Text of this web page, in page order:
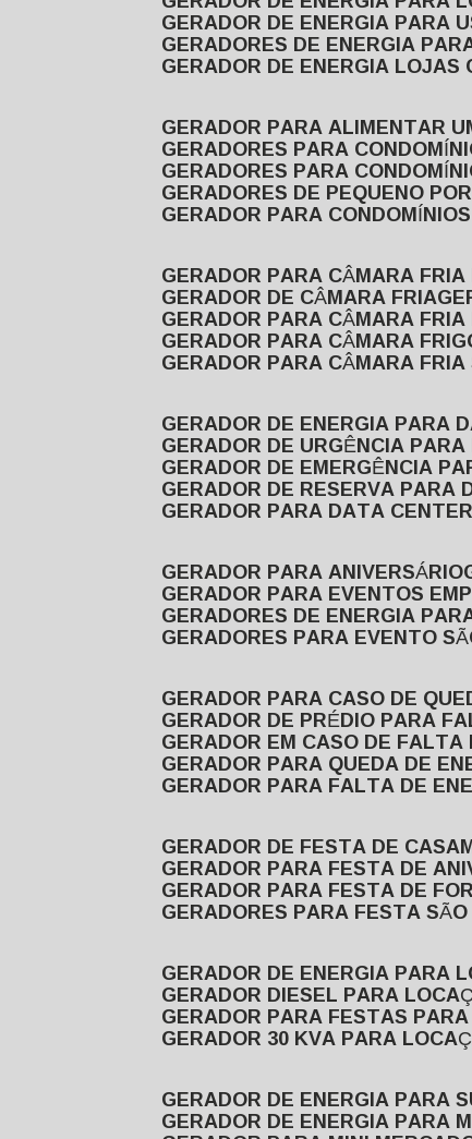
GERADOR DE ENERGIA PARA
GERADORES DE ENERGIA
GERADOR DE ENERGIA
GERADOR PARA ALIMENTAR
GERADORES PARA
GERADORES PARA
GERADORES DE PEQUENO
GERADOR PARA
GERADOR PARA CÂMARA
GERADOR DE CÂMARA FRIA
GERADOR PARA CÂMARA
GERADOR PARA CÂMARA
GERADOR PARA CÂMARA
GERADOR DE ENERGIA PARA
GERADOR DE URGÊNCIA
GERADOR DE EMERGÊNCIA
GERADOR DE RESERVA
GERADOR PARA DATA
GERADOR PARA ANIVERSÁRIO
GERADOR PARA EVENTOS
GERADORES DE ENERGIA
GERADORES PARA EVENTO
GERADOR PARA CASO DE
GERADOR DE PRÉDIO PARA
GERADOR EM CASO DE
GERADOR PARA QUEDA DE
GERADOR PARA FALTA DE
GERADOR DE FESTA DE
GERADOR PARA FESTA DE
GERADOR PARA FESTA DE
GERADORES PARA FESTA
GERADOR DE ENERGIA PARA
GERADOR DIESEL PARA
GERADOR PARA FESTAS
GERADOR 30 KVA PARA
GERADOR DE ENERGIA PARA
GERADOR DE ENERGIA PARA